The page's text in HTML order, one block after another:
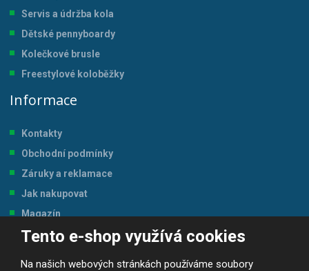
Tento e-shop využívá cookies
Na našich webových stránkách používáme soubory
Servis a údržba kola
Dětské pennyboardy
Kolečkové brusle
Freestylové koloběžky
Informace
Kontakty
Obchodní podmínky
Záruky a reklamace
Jak nakupovat
Magazín
Tabulka velikostí